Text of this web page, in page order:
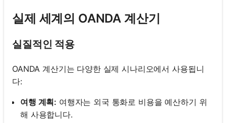
실제 세계의 OANDA 계산기
실질적인 적용
OANDA 계산기는 다양한 실제 시나리오에서 사용됩니
다:
여행 계획: 여행자는 외국 통화로 비용을 예산하기 위
해 사용합니다.